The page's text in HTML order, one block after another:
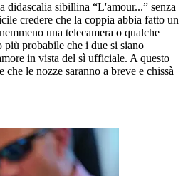
didascalia sibillina “L'amour...” senza
credere che la coppia abbia fatto un
una telecamera o qualche
più probabile che i due si siano
in vista del sì ufficiale. A questo
che le nozze saranno a breve e chissà